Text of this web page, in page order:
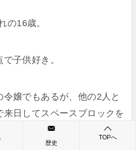
の16歳。
子供好き。
嬢でもあるが、他の2人と
日してスペースブロックを
に遭遇し、瀕死の重傷を負っ
によって緊急的にボーグマン
歴史
TOPへ